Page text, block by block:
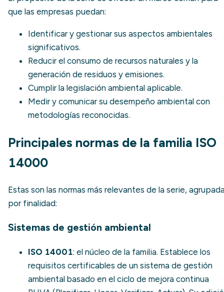
que las empresas puedan:
Identificar y gestionar sus aspectos ambientales
significativos.
Reducir el consumo de recursos naturales y la
generación de residuos y emisiones.
Cumplir la legislación ambiental aplicable.
Medir y comunicar su desempeño ambiental con
metodologías reconocidas.
Principales normas de la familia ISO
14000
Estas son las normas más relevantes de la serie,
por finalidad:
Sistemas de gestión ambiental
ISO 14001: el núcleo de la familia. Establece los
requisitos certificables de un sistema de gestión
ambiental basado en el ciclo de mejora continua